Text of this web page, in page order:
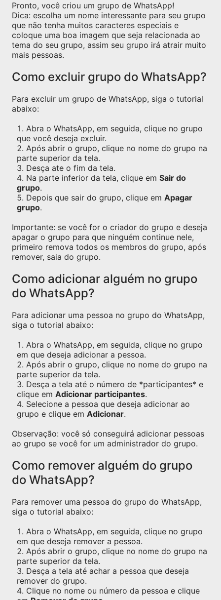
Pronto, você criou um grupo de WhatsApp!
Dica: escolha um nome interessante para seu grupo
que não tenha muitos caracteres especiais e
coloque uma boa imagem que seja relacionada ao
tema do seu grupo, assim seu grupo irá atrair muito
mais pessoas.
Como excluir grupo do WhatsApp?
Para excluir um grupo de WhatsApp, siga o tutorial
abaixo:
Abra o WhatsApp, em seguida, clique no grupo
que você deseja excluir.
Após abrir o grupo, clique no nome do grupo na
parte superior da tela.
Desça ate o fim da tela.
Na parte inferior da tela, clique em Sair do
grupo.
Depois que sair do grupo, clique em Apagar
grupo.
Importante: se você for o criador do grupo e deseja
apagar o grupo para que ninguém continue nele,
primeiro remova todos os membros do grupo, após
remover, saia do grupo.
Como adicionar alguém no grupo
do WhatsApp?
Para adicionar uma pessoa no grupo do WhatsApp,
siga o tutorial abaixo:
Abra o WhatsApp, em seguida, clique no grupo
em que deseja adicionar a pessoa.
Após abrir o grupo, clique no nome do grupo na
parte superior da tela.
Desça a tela até o número de *participantes* e
clique em Adicionar participantes.
Selecione a pessoa que deseja adicionar ao
grupo e clique em Adicionar.
Observação: você só conseguirá adicionar pessoas
ao grupo se você for um administrador do grupo.
Como remover alguém do grupo
do WhatsApp?
Para remover uma pessoa do grupo do WhatsApp,
siga o tutorial abaixo:
Abra o WhatsApp, em seguida, clique no grupo
em que deseja remover a pessoa.
Após abrir o grupo, clique no nome do grupo na
parte superior da tela.
Desça a tela até achar a pessoa que deseja
remover do grupo.
Clique no nome ou número da pessoa e clique